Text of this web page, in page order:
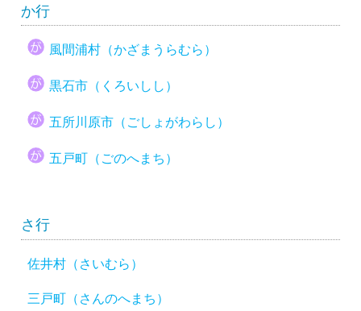
か行
風間浦村（かざまうらむら）
黒石市（くろいしし）
五所川原市（ごしょがわらし）
五戸町（ごのへまち）
さ行
佐井村（さいむら）
三戸町（さんのへまち）